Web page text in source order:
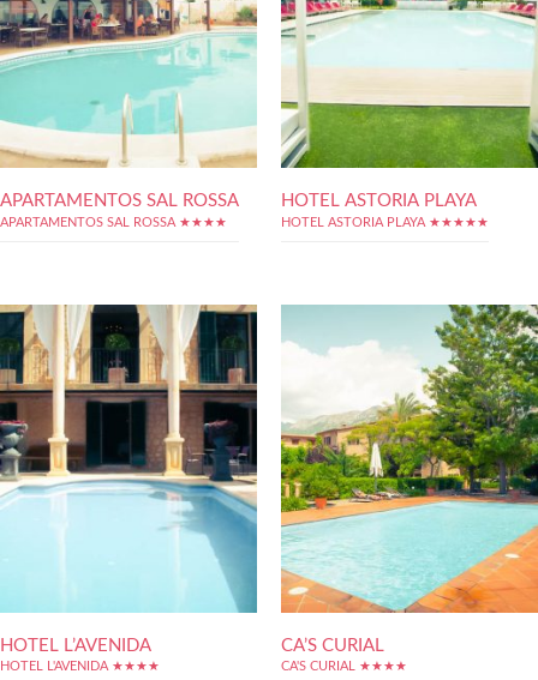
APARTAMENTOS SAL ROSSA
APARTAMENTOS SAL ROSSA ★★★★
HOTEL ASTORIA PLAYA
HOTEL ASTORIA PLAYA ★★★★★
HOTEL L’AVENIDA
HOTEL L'AVENIDA ★★★★
CA’S CURIAL
CA'S CURIAL ★★★★